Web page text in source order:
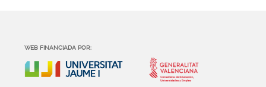
WEB FINANCIADA POR: